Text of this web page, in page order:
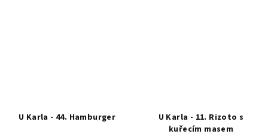
U Karla - 44. Hamburger
U Karla - 11. Rizoto s
kuřecím masem